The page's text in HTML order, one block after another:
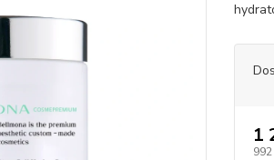
1
992